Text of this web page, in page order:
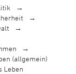
(allgemein)
Leben